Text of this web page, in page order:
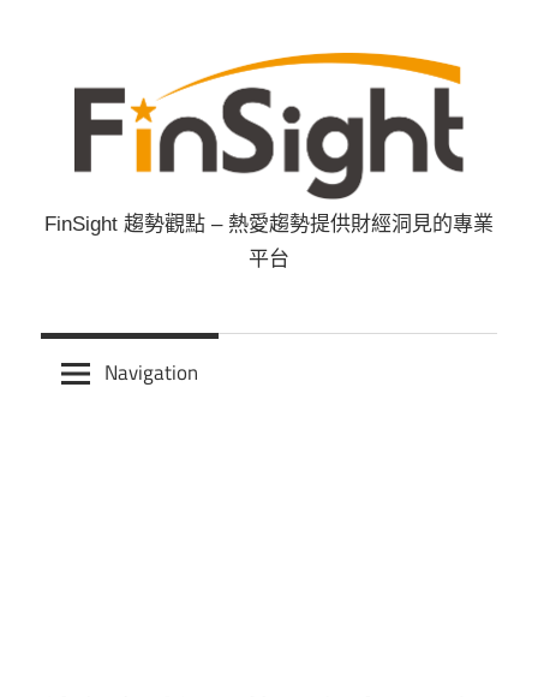
content
FinSight
勢
FinSight 趨勢觀點 – 熱愛趨勢提供財經洞見的專業
平台
Navigation